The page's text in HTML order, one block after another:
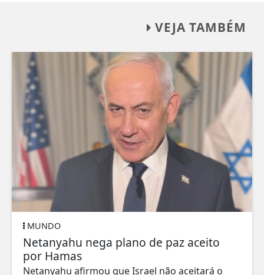
VEJA TAMBÉM
MUNDO
Netanyahu nega plano de paz aceito
por Hamas
Netanyahu afirmou que Israel não aceitará o